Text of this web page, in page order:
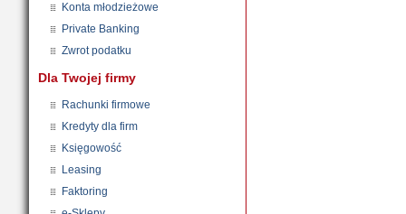
Konta młodzieżowe
Private Banking
Zwrot podatku
Dla Twojej firmy
Rachunki firmowe
Kredyty dla firm
Księgowość
Leasing
Faktoring